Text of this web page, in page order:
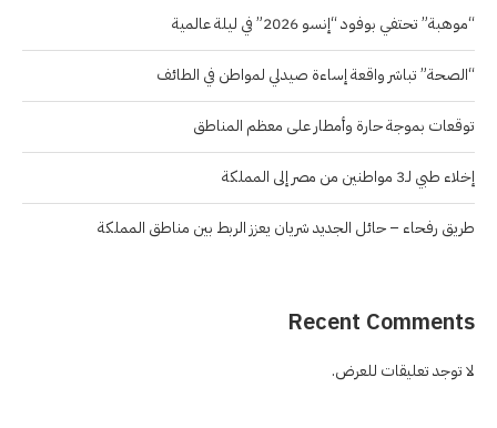
“موهبة” تحتفي بوفود “إنسو 2026” في ليلة عالمية
“الصحة” تباشر واقعة إساءة صيدلي لمواطن في الطائف
توقعات بموجة حارة وأمطار على معظم المناطق
إخلاء طبي لـ3 مواطنين من مصر إلى المملكة
طريق رفحاء – حائل الجديد شريان يعزز الربط بين مناطق المملكة
Recent Comments
لا توجد تعليقات للعرض.